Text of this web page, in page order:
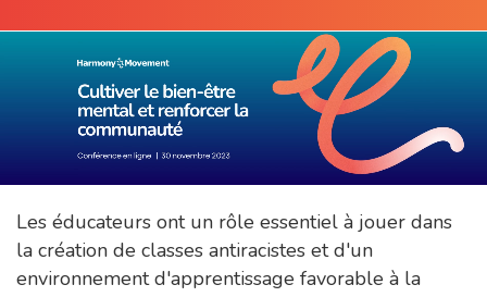
Les éducateurs ont un rôle essentiel à jouer dans
la création de classes antiracistes et d'un
environnement d'apprentissage favorable à la